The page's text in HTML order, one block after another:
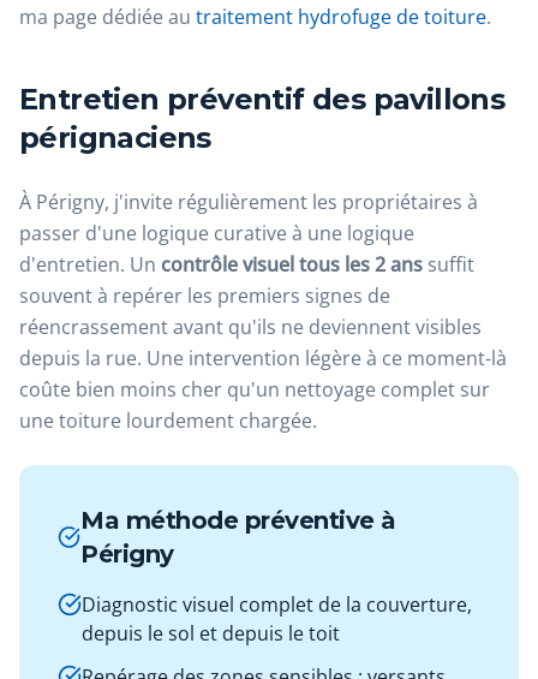
ma page dédiée au traitement hydrofuge de toiture.
Entretien préventif des pavillons
pérignaciens
À Périgny, j'invite régulièrement les propriétaires à
passer d'une logique curative à une logique
d'entretien. Un contrôle visuel tous les 2 ans suffit
souvent à repérer les premiers signes de
réencrassement avant qu'ils ne deviennent visibles
depuis la rue. Une intervention légère à ce moment-là
coûte bien moins cher qu'un nettoyage complet sur
une toiture lourdement chargée.
Ma méthode préventive à
Périgny
Diagnostic visuel complet de la couverture,
depuis le sol et depuis le toit